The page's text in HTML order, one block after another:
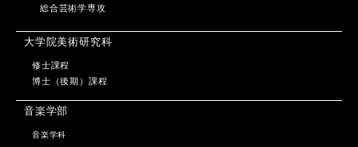
総合芸術学専攻
大学院美術研究科
修士課程
博士（後期）課程
音楽学部
音楽学科